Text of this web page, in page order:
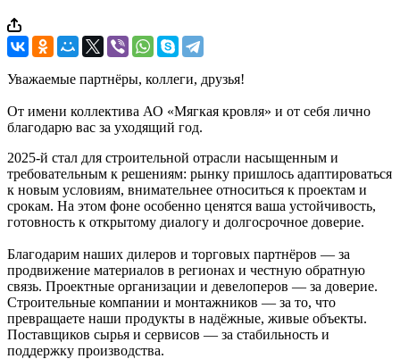
Уважаемые партнёры, коллеги, друзья!
От имени коллектива АО «Мягкая кровля» и от себя лично
благодарю вас за уходящий год.
2025-й стал для строительной отрасли насыщенным и
требовательным к решениям: рынку пришлось адаптироваться
к новым условиям, внимательнее относиться к проектам и
срокам. На этом фоне особенно ценятся ваша устойчивость,
готовность к открытому диалогу и долгосрочное доверие.
Благодарим наших дилеров и торговых партнёров — за
продвижение материалов в регионах и честную обратную
связь. Проектные организации и девелоперов — за доверие.
Строительные компании и монтажников — за то, что
превращаете наши продукты в надёжные, живые объекты.
Поставщиков сырья и сервисов — за стабильность и
поддержку производства.